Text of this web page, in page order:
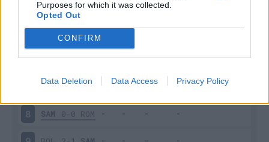
Purposes for which it was collected.
Opted Out
CONFIRM
Data Deletion Data Access Privacy Policy
SAM 1-0 TOR
2-1 SAM
6 SAM 1-3 INT
VER 2-0 SAM
8 SAM 0-0 ROM